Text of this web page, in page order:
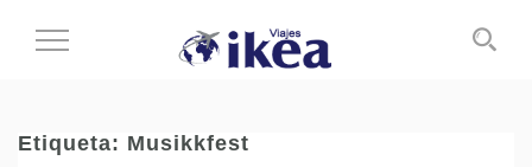
Cambiar
navegación
Etiqueta: Musikkfest